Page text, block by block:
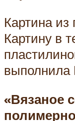
Картина из
Картину в
«Вязаное